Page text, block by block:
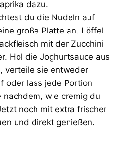
dazu.
du die Nudeln auf
große Platte an. Löffel
mit der Zucchini
Hol die Joghurtsauce aus
verteile sie entweder
oder lass jede Portion
nachdem, wie cremig du
noch mit extra frischer
und direkt genießen.